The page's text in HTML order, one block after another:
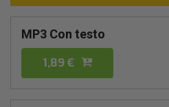
MP3 Con testo
1,89 €